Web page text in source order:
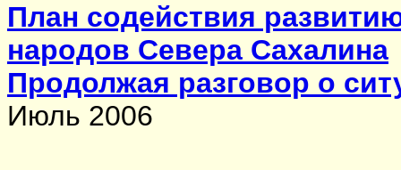
План содействия
народов Севера Сахалина
Продолжая разговор о
Июль 2006